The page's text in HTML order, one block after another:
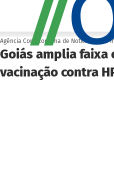
Goiás amplia faixa
vacinação contra
Agência Cora Coralina de Notícias 25 de